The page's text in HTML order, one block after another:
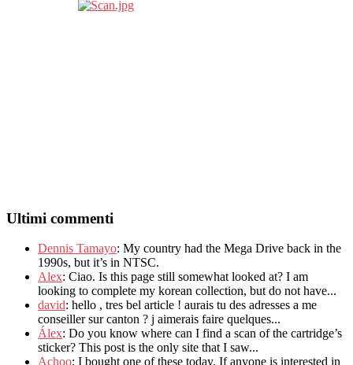
Ultimi commenti
Dennis Tamayo: My country had the Mega Drive back in the
1990s, but it’s in NTSC.
Alex: Ciao. Is this page still somewhat looked at? I am
looking to complete my korean collection, but do not have...
david: hello , tres bel article ! aurais tu des adresses a me
conseiller sur canton ? j aimerais faire quelques...
Álex: Do you know where can I find a scan of the cartridge’s
sticker? This post is the only site that I saw...
Achoo: I bought one of these today. If anyone is interested in